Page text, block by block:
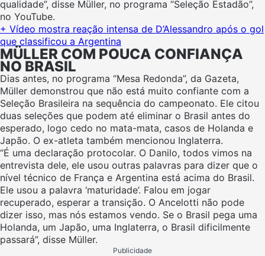
qualidade”, disse Müller, no programa “Seleção Estadão”,
no YouTube.
+ Vídeo mostra reação intensa de D’Alessandro após o gol
que classificou a Argentina
MÜLLER COM POUCA CONFIANÇA
NO BRASIL
Dias antes, no programa “Mesa Redonda”, da Gazeta,
Müller demonstrou que não está muito confiante com a
Seleção Brasileira na sequência do campeonato. Ele citou
duas seleções que podem até eliminar o Brasil antes do
esperado, logo cedo no mata-mata, casos de Holanda e
Japão. O ex-atleta também mencionou Inglaterra.
“É uma declaração protocolar. O Danilo, todos vimos na
entrevista dele, ele usou outras palavras para dizer que o
nível técnico de França e Argentina está acima do Brasil.
Ele usou a palavra ‘maturidade’. Falou em jogar
recuperado, esperar a transição. O Ancelotti não pode
dizer isso, mas nós estamos vendo. Se o Brasil pega uma
Holanda, um Japão, uma Inglaterra, o Brasil dificilmente
passará”, disse Müller.
Publicidade